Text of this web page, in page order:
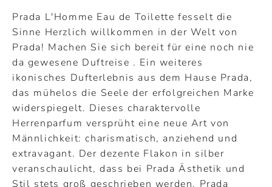
Prada L'Homme Eau de Toilette fesselt die
Sinne Herzlich willkommen in der Welt von
Prada! Machen Sie sich bereit für eine noch nie
da gewesene Duftreise . Ein weiteres
ikonisches Dufterlebnis aus dem Hause Prada,
das mühelos die Seele der erfolgreichen Marke
widerspiegelt. Dieses charaktervolle
Herrenparfum versprüht eine neue Art von
Männlichkeit: charismatisch, anziehend und
extravagant. Der dezente Flakon in silber
veranschaulicht, dass bei Prada Ästhetik und
Stil stets groß geschrieben werden. Prada